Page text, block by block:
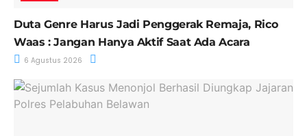
Duta Genre Harus Jadi Penggerak Remaja, Rico
Waas : Jangan Hanya Aktif Saat Ada Acara
6 Agustus 2026